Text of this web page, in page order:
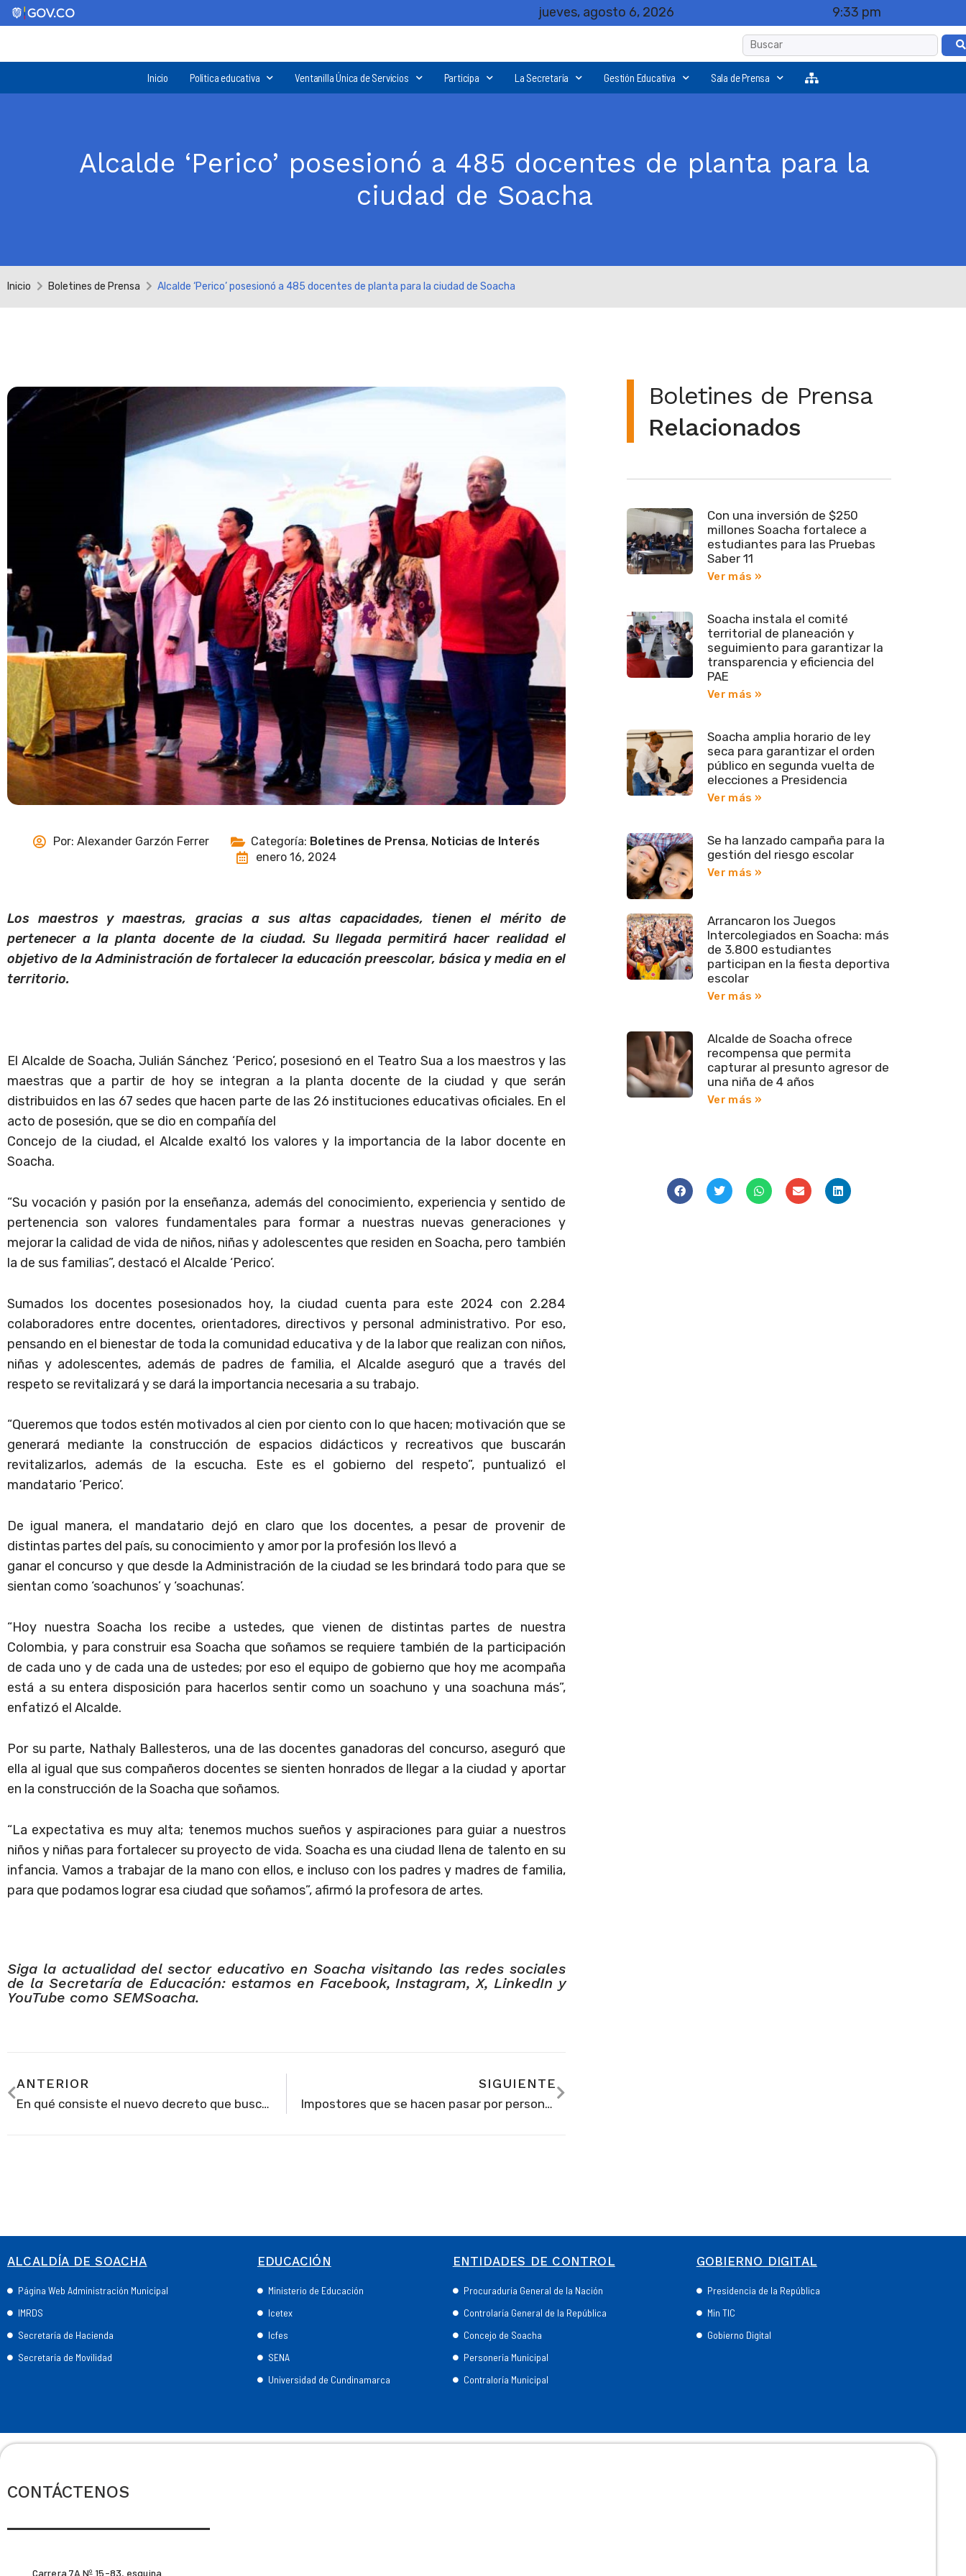
jueves, agosto 6, 2026 9:33 pm
Inicio Política educativa Ventanilla Única de Servicios Participa La Secretaría Gestión Educativa Sala de Prensa
Alcalde ‘Perico’ posesionó a 485 docentes de planta para la
ciudad de Soacha
Inicio Boletines de Prensa Alcalde ‘Perico’ posesionó a 485 docentes de planta para la ciudad de Soacha
Por: Alexander Garzón Ferrer Categoría: Boletines de Prensa, Noticias de Interés
enero 16, 2024
Los maestros y maestras, gracias a sus altas capacidades, tienen el mérito de
pertenecer a la planta docente de la ciudad. Su llegada permitirá hacer realidad el
objetivo de la Administración de fortalecer la educación preescolar, básica y media en el
territorio.
El Alcalde de Soacha, Julián Sánchez ‘Perico’, posesionó en el Teatro Sua a los maestros y las
maestras que a partir de hoy se integran a la planta docente de la ciudad y que serán
distribuidos en las 67 sedes que hacen parte de las 26 instituciones educativas oficiales. En el
acto de posesión, que se dio en compañía del
Concejo de la ciudad, el Alcalde exaltó los valores y la importancia de la labor docente en
Soacha.
“Su vocación y pasión por la enseñanza, además del conocimiento, experiencia y sentido de
pertenencia son valores fundamentales para formar a nuestras nuevas generaciones y
mejorar la calidad de vida de niños, niñas y adolescentes que residen en Soacha, pero también
la de sus familias”, destacó el Alcalde ‘Perico’.
Sumados los docentes posesionados hoy, la ciudad cuenta para este 2024 con 2.284
colaboradores entre docentes, orientadores, directivos y personal administrativo. Por eso,
pensando en el bienestar de toda la comunidad educativa y de la labor que realizan con niños,
niñas y adolescentes, además de padres de familia, el Alcalde aseguró que a través del
respeto se revitalizará y se dará la importancia necesaria a su trabajo.
“Queremos que todos estén motivados al cien por ciento con lo que hacen; motivación que se
generará mediante la construcción de espacios didácticos y recreativos que buscarán
revitalizarlos, además de la escucha. Este es el gobierno del respeto”, puntualizó el
mandatario ‘Perico’.
De igual manera, el mandatario dejó en claro que los docentes, a pesar de provenir de
distintas partes del país, su conocimiento y amor por la profesión los llevó a
ganar el concurso y que desde la Administración de la ciudad se les brindará todo para que se
sientan como ‘soachunos’ y ‘soachunas’.
“Hoy nuestra Soacha los recibe a ustedes, que vienen de distintas partes de nuestra
Colombia, y para construir esa Soacha que soñamos se requiere también de la participación
de cada uno y de cada una de ustedes; por eso el equipo de gobierno que hoy me acompaña
está a su entera disposición para hacerlos sentir como un soachuno y una soachuna más”,
enfatizó el Alcalde.
Por su parte, Nathaly Ballesteros, una de las docentes ganadoras del concurso, aseguró que
ella al igual que sus compañeros docentes se sienten honrados de llegar a la ciudad y aportar
en la construcción de la Soacha que soñamos.
“La expectativa es muy alta; tenemos muchos sueños y aspiraciones para guiar a nuestros
niños y niñas para fortalecer su proyecto de vida. Soacha es una ciudad llena de talento en su
infancia. Vamos a trabajar de la mano con ellos, e incluso con los padres y madres de familia,
para que podamos lograr esa ciudad que soñamos”, afirmó la profesora de artes.
Siga la actualidad del sector educativo en Soacha visitando las redes sociales
de la Secretaría de Educación: estamos en Facebook, Instagram, X, LinkedIn y
YouTube como SEMSoacha.
ANTERIOR
En qué consiste el nuevo decreto que busca entornos escolares más seguros en Soacha
SIGUIENTE
Impostores que se hacen pasar por personal de la Secretaría de Educación de Soacha están cobrando por supuesta asignación de cupos escolares
Boletines de Prensa
Relacionados
Con una inversión de $250
millones Soacha fortalece a
estudiantes para las Pruebas
Saber 11
Ver más »
Soacha instala el comité
territorial de planeación y
seguimiento para garantizar la
transparencia y eficiencia del
PAE
Ver más »
Soacha amplia horario de ley
seca para garantizar el orden
público en segunda vuelta de
elecciones a Presidencia
Ver más »
Se ha lanzado campaña para la
gestión del riesgo escolar
Ver más »
Arrancaron los Juegos
Intercolegiados en Soacha: más
de 3.800 estudiantes
participan en la fiesta deportiva
escolar
Ver más »
Alcalde de Soacha ofrece
recompensa que permita
capturar al presunto agresor de
una niña de 4 años
Ver más »
ALCALDÍA DE SOACHA
Página Web Administración Municipal
IMRDS
Secretaría de Hacienda
Secretaría de Movilidad
EDUCACIÓN
Ministerio de Educación
Icetex
Icfes
SENA
Universidad de Cundinamarca
ENTIDADES DE CONTROL
Procuraduría General de la Nación
Controlaría General de la República
Concejo de Soacha
Personería Municipal
Contraloría Municipal
GOBIERNO DIGITAL
Presidencia de la República
Min TIC
Gobierno Digital
CONTÁCTENOS
Carrera 7A Nº 15-83, esquina.